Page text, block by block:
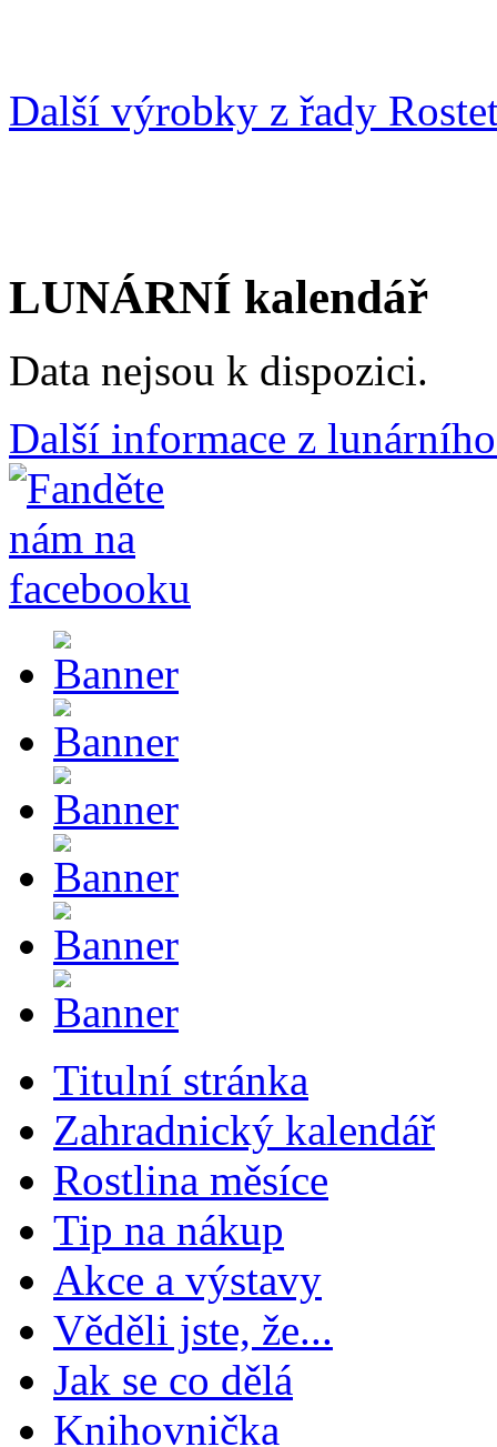
Další výrobky z řady
LUNÁRNÍ kalendář
Data nejsou k dispozici.
Další informace z
Titulní stránka
Zahradnický kalendář
Rostlina měsíce
Tip na nákup
Akce a výstavy
Věděli jste, že...
Jak se co dělá
Knihovnička